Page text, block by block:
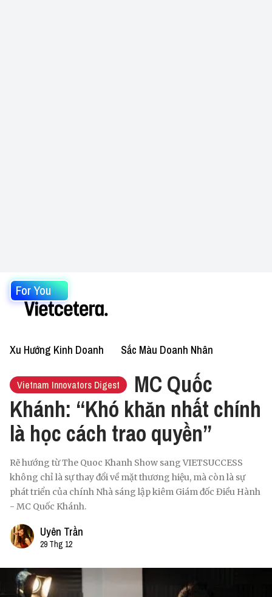
For You
Xu Hướng Kinh Doanh Sắc Màu Doanh Nhân
Vietnam Innovators Digest
MC Quốc
Khánh: “Khó khăn nhất chính
là học cách trao quyền”
Rẽ hướng từ The Quoc Khanh Show sang VIETSUCCESS
không chỉ là sự thay đổi về mặt thương hiệu, mà còn là sự
phát triển của chính Nhà sáng lập kiêm Giám đốc Điều Hành
- MC Quốc Khánh.
Uyên Trần
29 Thg 12